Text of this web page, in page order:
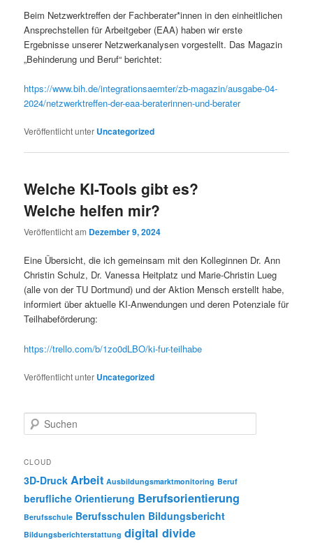
Beim Netzwerktreffen der Fachberater*innen in den einheitlichen
Ansprechstellen für Arbeitgeber (EAA) haben wir erste
Ergebnisse unserer Netzwerkanalysen vorgestellt. Das Magazin
„Behinderung und Beruf“ berichtet:
https://www.bih.de/integrationsaemter/zb-magazin/ausgabe-04-
2024/netzwerktreffen-der-eaa-beraterinnen-und-berater
Veröffentlicht unter Uncategorized
Welche KI-Tools gibt es?
Welche helfen mir?
Veröffentlicht am Dezember 9, 2024
Eine Übersicht, die ich gemeinsam mit den Kolleginnen Dr. Ann
Christin Schulz, Dr. Vanessa Heitplatz und Marie-Christin Lueg
(alle von der TU Dortmund) und der Aktion Mensch erstellt habe,
informiert über aktuelle KI-Anwendungen und deren Potenziale für
Teilhabeförderung:
https://trello.com/b/1zo0dLBO/ki-fur-teilhabe
Veröffentlicht unter Uncategorized
u
h
n
CLOUD
3D-Druck Arbeit Ausbildungsmarktmonitoring Beruf
berufliche Orientierung Berufsorientierung
Berufsschule Berufsschulen Bildungsbericht
Bildungsberichterstattung digital divide